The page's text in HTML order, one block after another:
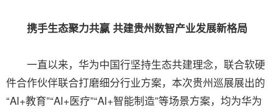
携手生态聚力共赢 共建贵州数智产业发展新格局
一直以来，华为中国行坚持生态共建理念，联合软硬
件合作伙伴联合打磨细分行业方案，本次贵州巡展展出的
“AI+教育”“AI+医疗”“AI+智能制造”等场景方案，均为华为